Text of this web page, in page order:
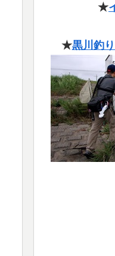
★
★黒川釣